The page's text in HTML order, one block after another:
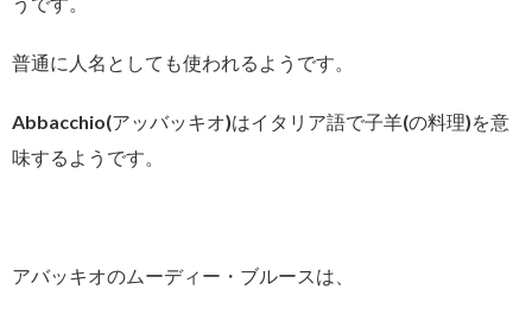
普通に人名としても使われるようです。
Abbacchio(アッバッキオ)はイタリア語で子羊(の料理)を意
味するようです。
アバッキオのムーディー・ブルースは、